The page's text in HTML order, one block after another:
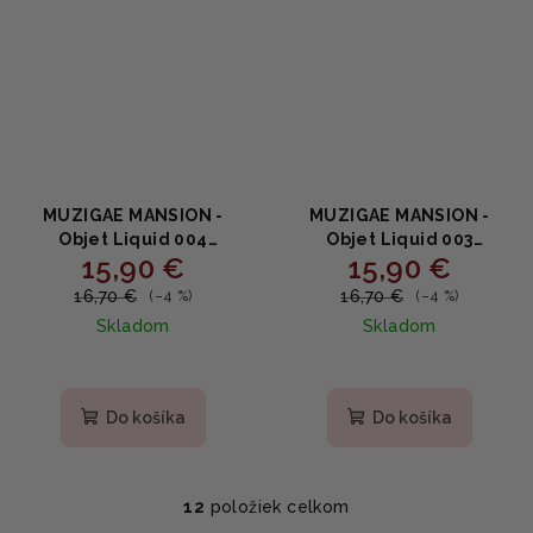
MUZIGAE MANSION -
Objet Liquid 004
Affection - dlhotrvajúci
tekutý rúž s matným
efektom 6ml
15,90 €
16,70 € (–4 %)
Skladom
Do košíka
MUZIGAE MANSION -
Objet Liquid 003
Stranger - dlhotrvajúci
tekutý rúž s matným
efektom 6ml
15,90 €
16,70 € (–4 %)
Skladom
Do košíka
O
12 položiek celkom